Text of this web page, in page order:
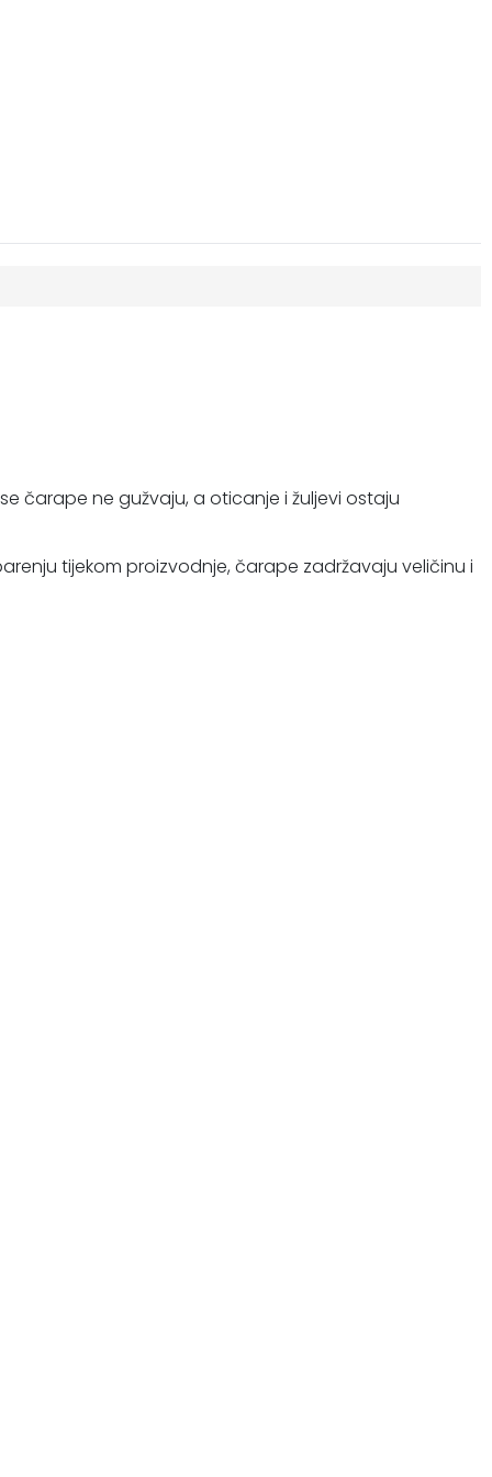
čarape ne gužvaju, a oticanje i žuljevi ostaju
tijekom proizvodnje, čarape zadržavaju veličinu i